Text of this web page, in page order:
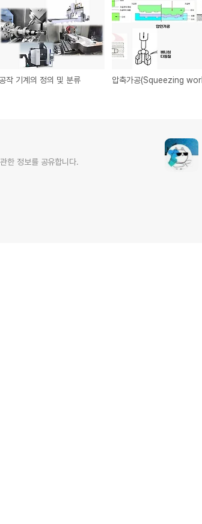
공작 기계의 정의 및 분류
한 정보를 공유합니다.